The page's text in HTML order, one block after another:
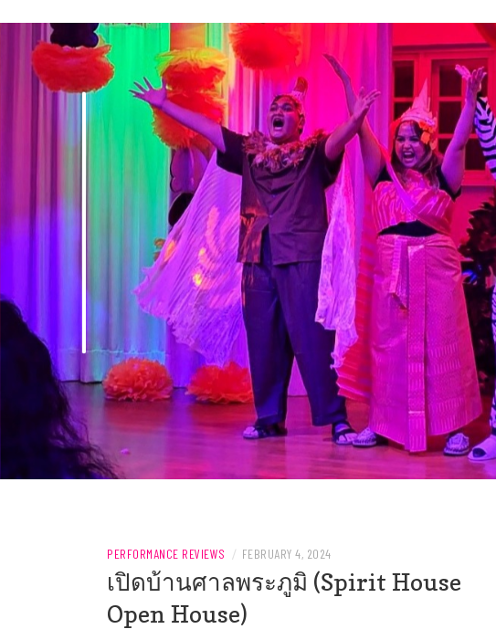
ANN KAEWTA
PERFORMANCE REVIEWS / FEBRUARY 4, 2024
เปิดบ้านศาลพระภูมิ (Spirit House
Open House)